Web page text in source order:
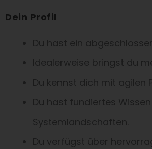
Dein Profil
Du hast ein
Idealerweise bringst du
Du kennst dich mit agilen
Du hast fundiertes
Systemlandschaften.
Du verfügst über